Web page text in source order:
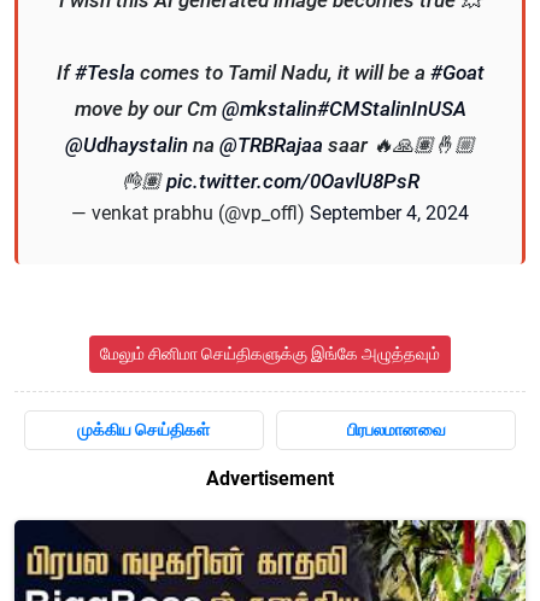
If#Tesla comes to Tamil Nadu, it will be a #Goat
move by our Cm @mkstalin#CMStalinInUSA
@Udhaystalin na @TRBRajaa saar 🔥🙏🏽🤞🏼
👌🏽pic.twitter.com/0OavlU8PsR
— venkat prabhu (@vp_offl) September 4, 2024
மேலும் சினிமா செய்திகளுக்கு இங்கே அழுத்தவும்
முக்கிய செய்திகள் பிரபலமானவை
Advertisement